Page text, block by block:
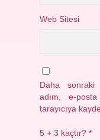
Web Sitesi
Daha sonraki
adım, e-
tarayıcıya
5 + 3 kaçtır?*